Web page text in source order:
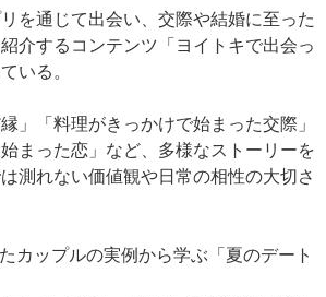
を通じて出会い、交際や結婚に至った
介するコンテンツ「ヨイトキで出会っ
いる。
」「料理がきっかけで始まった交際」
始まった恋」など、多様なストーリーを
測れない価値観や日常の相性の大切さ
カップルの実例から学ぶ「夏のデート